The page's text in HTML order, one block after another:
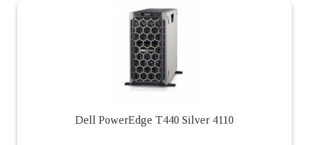
Dell PowerEdge T440 Silver 4110